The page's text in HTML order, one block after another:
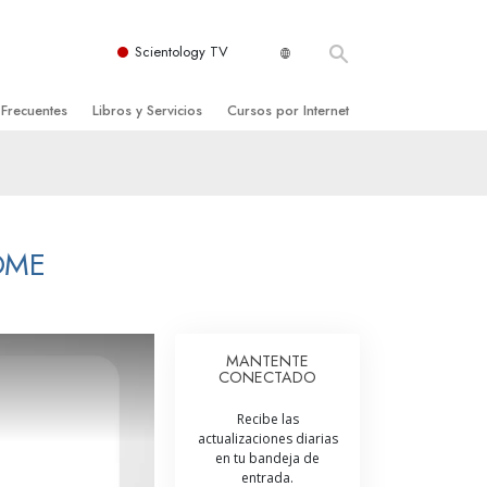
Scientology TV
de Scientology
Libros y Servicios
Introductorias
Iniciales
Cursos por Internet
Ayudas para Enfermedades y Lesiones
La Integridad y la Honestidad
La Escala Tonal Emocional
MANTENTE
CONECTADO
Recibe las
actualizaciones diarias
en tu bandeja de
entrada.